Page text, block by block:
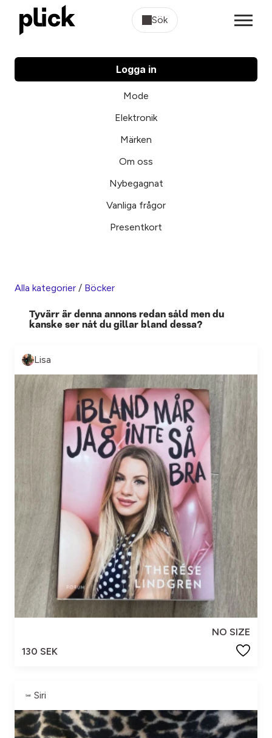
Sök
Logga in
Mode
Elektronik
Märken
Om oss
Nybegagnat
Vanliga frågor
Presentkort
Alla kategorier / Böcker
Tyvärr är denna annons redan såld men du
kanske ser nåt du gillar bland dessa?
Lisa
NO SIZE
130 SEK
Siri